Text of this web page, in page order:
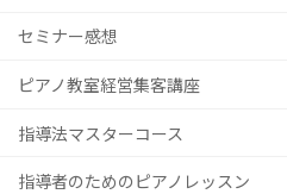
セミナー感想
ピアノ教室経営集客講座
指導法マスターコース
指導者のためのピアノレッスン